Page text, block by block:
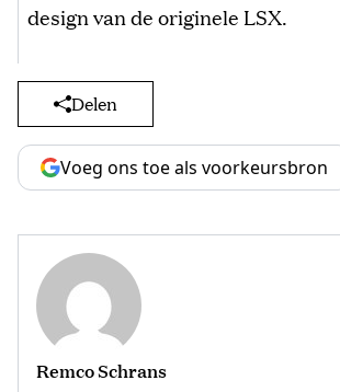
design van de originele LSX.
Delen
Voeg ons toe als voorkeursbron
Remco Schrans